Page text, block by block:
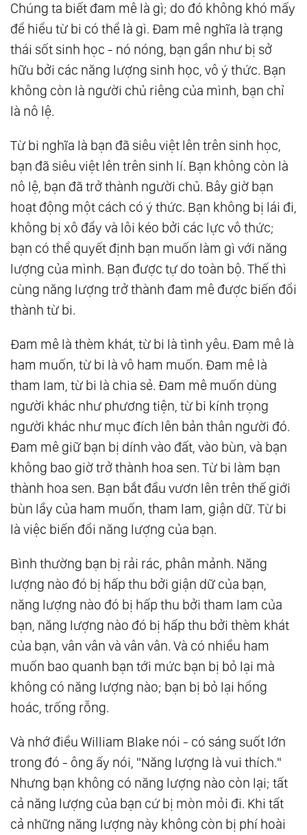
Yêu: Trái Tim Và Tâm Trí - Đáp Lại Câu Hỏi
10.Từ Bi - Việc Nở Hoa Tối Thượng Của Tình
Yêu: Từ Bi Trong Hành Động
11.Từ Bi - Việc Nở Hoa Tối Thượng Của Tình
Yêu: Đừng Là Luật Sư, Là Người Yêu
Yêu: Tội Ác Và Trừng Phạt
13.Từ Bi - Việc Nở Hoa Tối Thượng Của Tình
Yêu: Vấn Đề Sống Và Chết - Đáp Lại Câu Hỏi
14.Từ Bi - Việc Nở Hoa Tối Thượng Của Tình
Yêu: Quyền Năng Chữa Lành Của Tình Yêu
15.
Từ Bi - Việc Nở Hoa Tối Thượng Của Tình
Yêu: Duy Nhất Từ Bi Mang Tính Trị Liệu
16. Từ Bi - Việc Nở Hoa Tối Thượng Của Tình
Từ Bi Của Thiền
17.Từ Bi - Osho Pdf
Chúng ta biết đam mê là gì; do đó không khó mấy
để hiểu từ bi có thể là gì. Đam mê nghĩa là trạng
thái sốt sinh học - nó nóng, bạn gần như bị sở
hữu bởi các năng lượng sinh học, vô ý thức. Bạn
không còn là người chủ riêng của mình, bạn chỉ
là nô lệ.
Từ bi nghĩa là bạn đã siêu việt lên trên sinh học,
bạn đã siêu việt lên trên sinh lí. Bạn không còn là
nô lệ, bạn đã trở thành người chủ. Bây giờ bạn
hoạt động một cách có ý thức. Bạn không bị lái đi,
không bị xô đẩy và lôi kéo bởi các lực vô thức;
bạn có thể quyết định bạn muốn làm gì với năng
lượng của mình. Bạn được tự do toàn bộ. Thế thì
cùng năng lượng trở thành đam mê được biến đổi
thành từ bi.
Đam mê là thèm khát, từ bi là tình yêu. Đam mê là
ham muốn, từ bi là vô ham muốn. Đam mê là
tham lam, từ bi là chia sẻ. Đam mê muốn dùng
người khác như phương tiện, từ bi kính trọng
người khác như mục đích lên bản thân người đó.
Đam mê giữ bạn bị dính vào đất, vào bùn, và bạn
không bao giờ trở thành hoa sen. Từ bi làm bạn
thành hoa sen. Bạn bắt đầu vươn lên trên thế giới
bùn lầy của ham muốn, tham lam, giận dữ. Từ bi
là việc biến đổi năng lượng của bạn.
Bình thường bạn bị rải rác, phân mảnh. Năng
lượng nào đó bị hấp thu bởi giận dữ của bạn,
năng lượng nào đó bị hấp thu bởi tham lam của
bạn, năng lượng nào đó bị hấp thu bởi thèm khát
của bạn, vân vân và vân vân. Và có nhiều ham
muốn bao quanh bạn tới mức bạn bị bỏ lại mà
không có năng lượng nào; bạn bị bỏ lại hổng
hoác, trống rỗng.
Và nhớ điều William Blake nói - có sáng suốt lớn
trong đó - ông ấy nói, "Năng lượng là vui thích."
Nhưng bạn không có năng lượng nào còn lại; tất
cả năng lượng của bạn cứ bị mòn mỏi đi. Khi tất
cả những năng lượng này không còn bị phí hoài